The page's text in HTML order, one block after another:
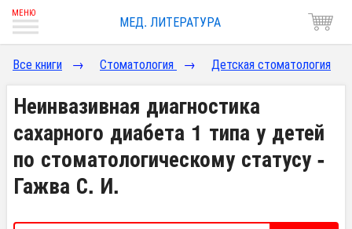
МЕД. ЛИТЕРАТУРА
Все книги → Стоматология → Детская стоматология
Неинвазивная диагностика
сахарного диабета 1 типа у детей
по стоматологическому статусу -
Гажва С. И.